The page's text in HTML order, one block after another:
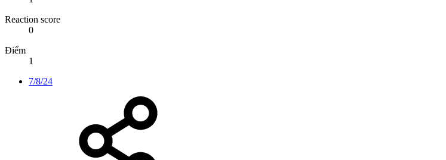
Reaction score
0
Điểm
1
7/8/24